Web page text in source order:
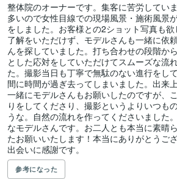
整体院のオーナーです。集客に苦労してい
多いので女性目線での現場風景・施術風景
をしました。お客様との2ショット写真も
了解をいただけず、モデルさんも一緒に依
んを探していました。打ち合わせの段階か
とした応対をしていただけてスムーズな流
た。撮影当日も丁寧で無駄のない進行をし
間に時間が過ぎ去ってしまいました。出来
一緒にモデルさんもお願いしたのですが、
りをしてくださり、撮影というよりいつも
うな。自然の流れを作ってくださいました
なモデルさんです。お二人とも本当に素晴
たお願いいたします！本当にありがとうご
出会いに感謝です。
参考になった